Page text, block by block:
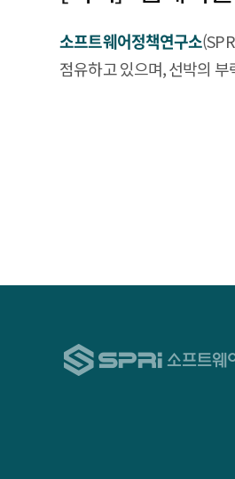
소프트웨어정책연구소
점유하고 있으며, 선박의